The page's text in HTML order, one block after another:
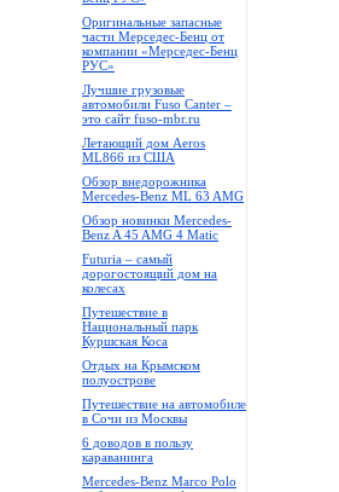
Оригинальные запасные
части Мерседес-Бенц от
компании «Мерседес-Бенц
РУС»
Лучшие грузовые
автомобили Fuso Canter –
это сайт fuso-mbr.ru
Летающий дом Aeros
ML866 из США
Обзор внедорожника
Mercedes-Benz ML 63 AMG
Обзор новинки Mercedes-
Benz A 45 AMG 4 Matic
Futuria – самый
дорогостоящий дом на
колесах
Путешествие в
Национальный парк
Куршская Коса
Отдых на Крымском
полуострове
Путешествие на автомобиле
в Сочи из Москвы
6 доводов в пользу
караванинга
Mercedes-Benz Marco Polo